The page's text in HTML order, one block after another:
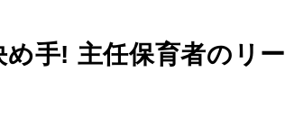
め手! 主任保育者のリー